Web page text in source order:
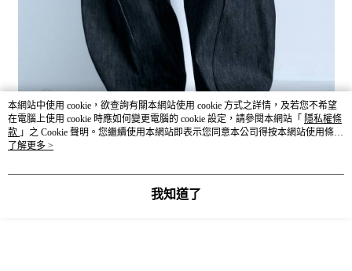
本網站中使用 cookie，欲查詢有關本網站使用 cookie 方式之詳情，及若您不希望
在電腦上使用 cookie 時應如何變更電腦的 cookie 設定，請參閱本網站「 隱私權條
款 」之 Cookie 聲明。您繼續使用本網站即表示您同意本公司得按本網站使用條款
之 Cookie 聲明使用 cookie。
了解更多 >
我知道了